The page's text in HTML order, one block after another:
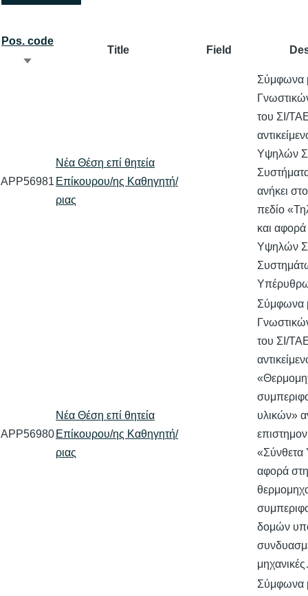
Pos. code
Sort
Title Field
APP56981
Νέα Θέση επί θητεία
Επίκουρου/ης Καθηγητή/
ριας
Σύμφωνα
του ΣΙ/
Υψηλών
ανήκει
πεδίο
και
Υψηλών
APP56980
Νέα Θέση επί θητεία
Επίκουρου/ης Καθηγητή/
ριας
Σύμφωνα
του ΣΙ/
υλικών»
«Σύνθετα
αφορά στη
δομών
Σύμφωνα